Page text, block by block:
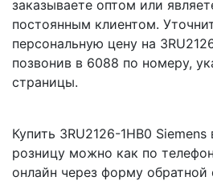
заказываете оптом или
постоянным клиентом.
персональную цену на
позвонив в 6088 по номеру,
страницы.
Купить 3RU2126-1HB0
розницу можно как по
онлайн через форму обратной